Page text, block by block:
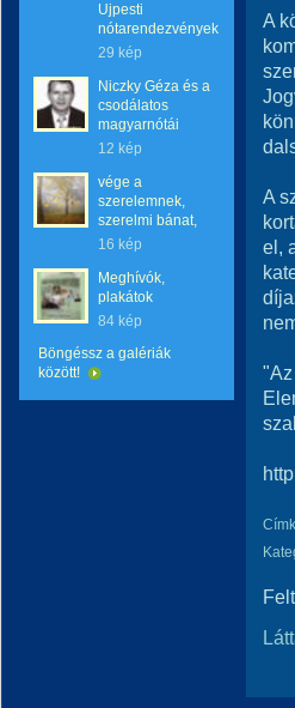
Ujpesti
nótarendezvények
29 kép
Niczky Géza és a
csodálatos
magyarnótái
12 kép
vége a
szerelemnek,
szerelmi bánat,
16 kép
Meghívók,
plakátok
84 kép
Böngéssz a galériák
között!
A
A
el,